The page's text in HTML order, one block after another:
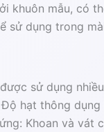
khuôn mẫu, có
sử dụng trong
sử dụng
Độ hạt thông
Khoan và vát